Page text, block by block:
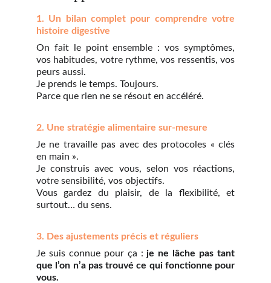
1. Un bilan complet pour comprendre votre
histoire digestive
On fait le point ensemble : vos symptômes,
vos habitudes, votre rythme, vos ressentis, vos
peurs aussi.
Je prends le temps. Toujours.
Parce que rien ne se résout en accéléré.
2. Une stratégie alimentaire sur-mesure
Je ne travaille pas avec des protocoles « clés
en main ».
Je construis avec vous, selon vos réactions,
votre sensibilité, vos objectifs.
Vous gardez du plaisir, de la flexibilité, et
surtout… du sens.
3. Des ajustements précis et réguliers
Je suis connue pour ça : je ne lâche pas tant
que l’on n’a pas trouvé ce qui fonctionne pour
vous.